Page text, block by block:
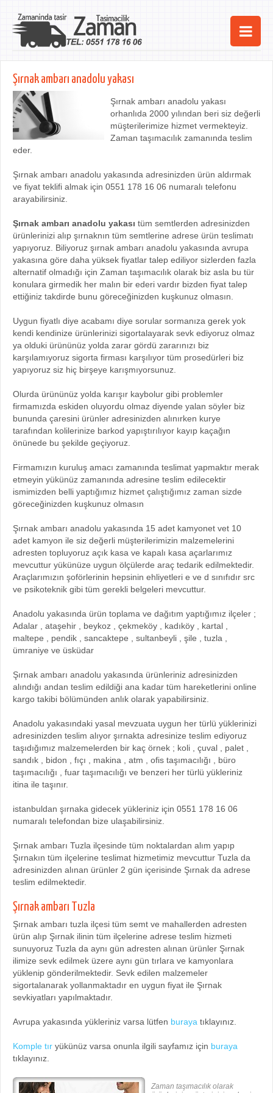
Ana Sayfa
Hizmetlerimiz
Kurumsal
iletişim
Şırnak ambarı anadolu yakası
Şırnak ambarı anadolu yakası
orhanlıda 2000 yılından beri siz değerli
müşterilerimize hizmet vermekteyiz.
Zaman taşımacılık zamanında teslim
eder.
Şırnak ambarı anadolu yakasında adresinizden ürün aldırmak
ve fiyat teklifi almak için 0551 178 16 06 numaralı telefonu
arayabilirsiniz.
Şırnak ambarı anadolu yakası tüm semtlerden adresinizden
ürünlerinizi alıp şırnaknın tüm semtlerine adrese ürün teslimatı
yapıyoruz. Biliyoruz şırnak ambarı anadolu yakasında avrupa
yakasına göre daha yüksek fiyatlar talep ediliyor sizlerden fazla
alternatif olmadığı için Zaman taşımacılık olarak biz asla bu tür
konulara girmedik her malın bir ederi vardır bizden fiyat talep
ettiğiniz takdirde bunu göreceğinizden kuşkunuz olmasın.
Uygun fiyatlı diye acabamı diye sorular sormanıza gerek yok
kendi kendinize ürünlerinizi sigortalayarak sevk ediyoruz olmaz
ya olduki ürününüz yolda zarar gördü zararınızı biz
karşılamıyoruz sigorta firması karşılıyor tüm prosedürleri biz
yapıyoruz siz hiç birşeye karışmıyorsunuz.
Olurda ürününüz yolda karışır kaybolur gibi problemler
firmamızda eskiden oluyordu olmaz diyende yalan söyler biz
bununda çaresini ürünler adresinizden alınırken kurye
tarafından kolilerinize barkod yapıştırılıyor kayıp kaçağın
önünede bu şekilde geçiyoruz.
Firmamızın kuruluş amacı zamanında teslimat yapmaktır merak
etmeyin yükünüz zamanında adresine teslim edilecektir
ismimizden belli yaptığımız hizmet çalıştığımız zaman sizde
göreceğinizden kuşkunuz olmasın
Şırnak ambarı anadolu yakasında 15 adet kamyonet vet 10
adet kamyon ile siz değerli müşterilerimizin malzemelerini
adresten topluyoruz açık kasa ve kapalı kasa açarlarımız
mevcuttur yükünüze uygun ölçülerde araç tedarik edilmektedir.
Araçlarımızın şoförlerinin hepsinin ehliyetleri e ve d sınıfıdır src
ve psikoteknik gibi tüm gerekli belgeleri mevcuttur.
Anadolu yakasında ürün toplama ve dağıtım yaptığımız ilçeler ;
Adalar , ataşehir , beykoz , çekmeköy , kadıköy , kartal ,
maltepe , pendik , sancaktepe , sultanbeyli , şile , tuzla ,
ümraniye ve üsküdar
Şırnak ambarı anadolu yakasında ürünleriniz adresinizden
alındığı andan teslim edildiği ana kadar tüm hareketlerini online
kargo takibi bölümünden anlık olarak yapabilirsiniz.
Anadolu yakasındaki yasal mevzuata uygun her türlü yüklerinizi
adresinizden teslim alıyor şırnakta adresinize teslim ediyoruz
taşıdığımız malzemelerden bir kaç örnek ; koli , çuval , palet ,
sandık , bidon , fıçı , makina , atm , ofis taşımacılığı , büro
taşımacılığı , fuar taşımacılığı ve benzeri her türlü yükleriniz
itina ile taşınır.
istanbuldan şırnaka gidecek yükleriniz için 0551 178 16 06
numaralı telefondan bize ulaşabilirsiniz.
Şırnak ambarı Tuzla ilçesinde tüm noktalardan alım yapıp
Şırnakın tüm ilçelerine teslimat hizmetimiz mevcuttur Tuzla da
adresinizden alınan ürünler 2 gün içerisinde Şırnak da adrese
teslim edilmektedir.
Şırnak ambarı Tuzla
Şırnak ambarı tuzla ilçesi tüm semt ve mahallerden adresten
ürün alıp Şırnak ilinin tüm ilçelerine adrese teslim hizmeti
sunuyoruz Tuzla da aynı gün adresten alınan ürünler Şırnak
ilimize sevk edilmek üzere aynı gün tırlara ve kamyonlara
yüklenip gönderilmektedir. Sevk edilen malzemeler
sigortalanarak yollanmaktadır en uygun fiyat ile Şırnak
sevkiyatları yapılmaktadır.
Avrupa yakasında yükleriniz varsa lütfen buraya tıklayınız.
Komple tır yükünüz varsa onunla ilgili sayfamız için buraya
tıklayınız.
Zaman taşımacılık olarak